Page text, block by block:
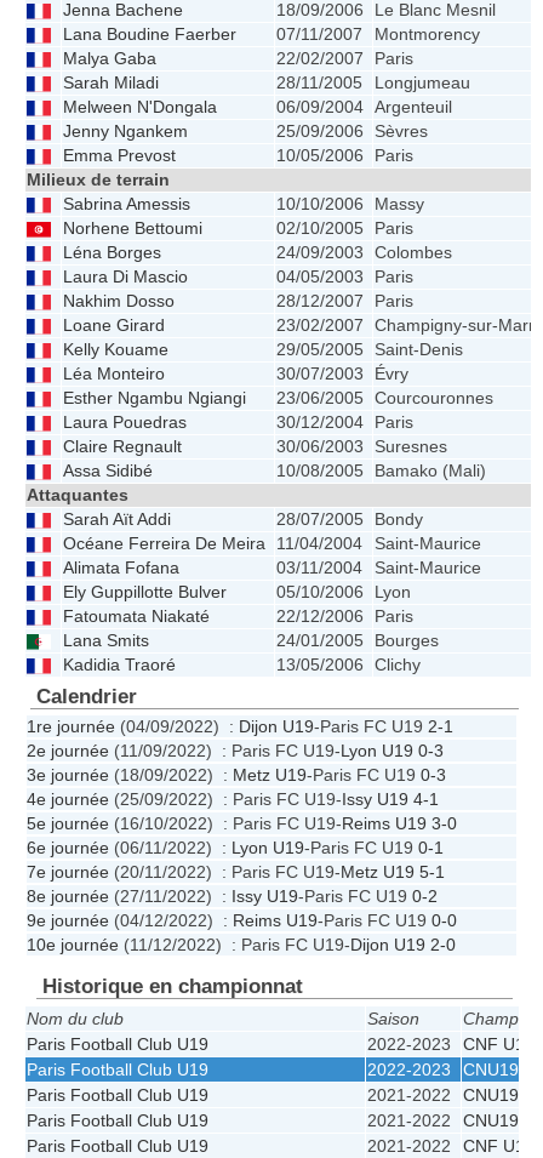
Jenna Bachene
18/09/2006
Le Blanc Mesnil
Lana Boudine Faerber
07/11/2007
Montmorency
Malya Gaba
22/02/2007
Paris
Sarah Miladi
28/11/2005
Longjumeau
Melween N'Dongala
06/09/2004 Argenteuil
Jenny Ngankem
25/09/2006
Sèvres
Emma Prevost
10/05/2006
Paris
Milieux de terrain
Sabrina Amessis
10/10/2006
Massy
Norhene Bettoumi
02/10/2005
Paris
Léna Borges
24/09/2003
Colombes
Laura Di Mascio
04/05/2003
Paris
Nakhim Dosso
28/12/2007
Paris
Loane Girard
23/02/2007
Champigny-sur-
Kelly Kouame
29/05/2005
Saint-Denis
Léa Monteiro
30/07/2003
Évry
Esther Ngambu Ngiangi
23/06/2005 Courcouronnes
Laura Pouedras
30/12/2004
Paris
Claire Regnault
30/06/2003
Suresnes
Assa Sidibé
10/08/2005
Bamako (Mali)
Attaquantes
Sarah Aït Addi
28/07/2005
Bondy
Océane Ferreira De Meira
11/04/2004
Saint-Maurice
Alimata Fofana
03/11/2004
Saint-Maurice
Ely Guppillotte Bulver
05/10/2006
Lyon
Fatoumata Niakaté
22/12/2006
Paris
Lana Smits
24/01/2005
Bourges
Kadidia Traoré
13/05/2006 Clichy
Calendrier
1re journée (04/09/2022) : Dijon U19-Paris FC U19 2-1
2e journée (11/09/2022) : Paris FC U19-Lyon U19 0-3
3e journée (18/09/2022) : Metz U19-Paris FC U19 0-3
4e journée (25/09/2022) : Paris FC U19-Issy U19 4-1
5e journée (16/10/2022) : Paris FC U19-Reims U19 3-0
6e journée (06/11/2022) : Lyon U19-Paris FC U19 0-1
7e journée (20/11/2022) : Paris FC U19-Metz U19 5-1
8e journée (27/11/2022) : Issy U19-Paris FC U19 0-2
9e journée (04/12/2022) : Reims U19-Paris FC U19 0-0
10e journée (11/12/2022) : Paris FC U19-Dijon U19 2-0
Historique en championnat
Nom du club Saison
Paris Football Club U19
2022-2023
CNF U19
Paris Football Club U19
2022-2023
CNU19
Paris Football Club U19
2021-2022
CNU19
Paris Football Club U19
2021-2022
CNU19
Paris Football Club U19
2021-2022
CNF U19